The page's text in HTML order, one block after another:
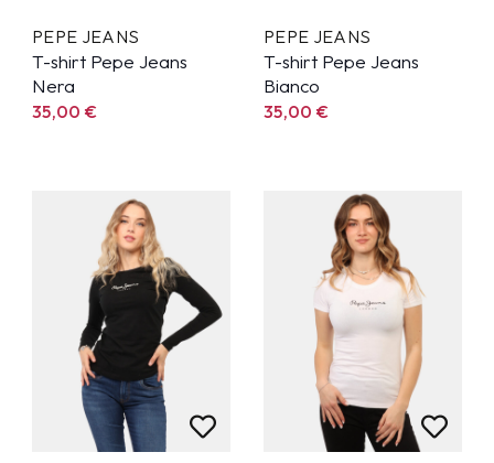
PEPE JEANS
T-shirt Pepe Jeans
Nera
35,00€
PEPE JEANS
T-shirt Pepe Jeans
Bianco
35,00€